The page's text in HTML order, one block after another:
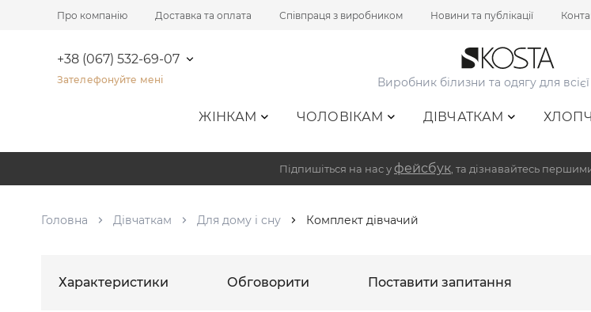
Про компанію Доставка та оплата Співпраця з виробником Новини та публікації
+38 (067) 532-69-07
Зателефонуйте мені Виробник білизни та одягу для
ЖІНКАМ ЧОЛОВІКАМ ДІВЧАТКАМ
Підпишіться на нас у фейсбук , та дізнавайтесь
Головна Дівчаткам Для дому і сну Комплект дівчачий
Характеристики Обговорити Поставити запитання